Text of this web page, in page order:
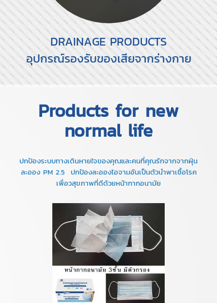
DRAINAGE PRODUCTS
อุปกรณ์รองรับของเสียจากร่างกาย
Products for new
normal life
ปกป้องระบบทางเดินหายใจของคุณและคนที่คุณรักจากจากฝุ่น
ละออง PM 2.5 ปกป้องละอองไอจามอันเป็นตัวนำพาเชื้อโรค
เพื่อวสุขภาพที่ดีด้วยหน้ากากอนามัย